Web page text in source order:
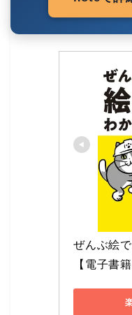
ぜんぶ絵
【電子書